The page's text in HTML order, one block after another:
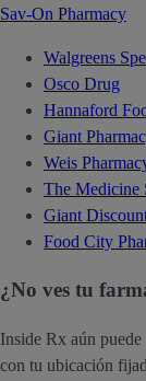
Sav-On Pharmacy
Walgreens
Osco Drug
Hannaford
Giant
Weis
The Medicine
Giant
Food City
¿No ves tu
Inside Rx aún
con tu ubicación